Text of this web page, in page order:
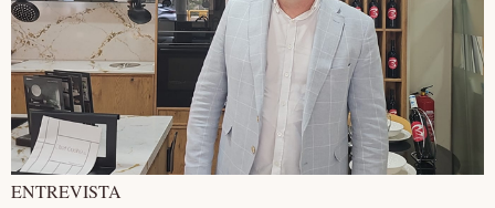
ENTREVISTA